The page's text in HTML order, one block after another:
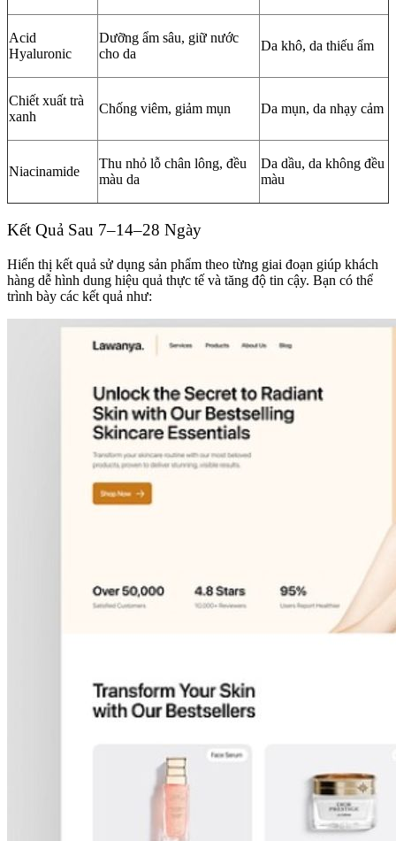
Acid
Hyaluronic
Dưỡng ẩm sâu, giữ nước
cho da
Da khô, da thiếu ẩm
Chiết xuất trà
xanh
Chống viêm, giảm mụn Da mụn, da nhạy cảm
Niacinamide
Thu nhỏ lỗ chân lông, đều
màu da
Da dầu, da không đều
màu
Kết Quả Sau 7–14–28 Ngày
Hiển thị kết quả sử dụng sản phẩm theo từng giai đoạn giúp khách
hàng dễ hình dung hiệu quả thực tế và tăng độ tin cậy. Bạn có thể
trình bày các kết quả như: